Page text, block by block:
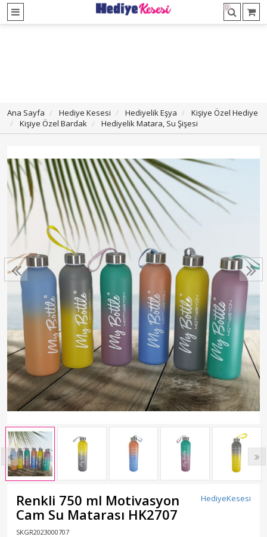
0
Ana Sayfa Hediye Kesesi Hediyelik Eşya
Kişiye Özel Hediye
Kişiye Özel Bardak
Hediyelik Matara, Su Şişesi
HediyeKesesi
Renkli 750 ml Motivasyon
Cam Su Matarası HK2707
SKGR2023000707